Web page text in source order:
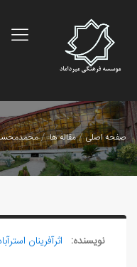
صفحه اصلی مقاله ها
نویسنده: اثرآفرينان